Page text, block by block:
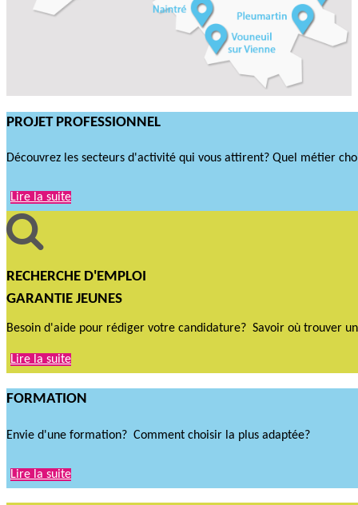
PROJET PROFESSIONNEL
Découvrez les secteurs d'activité qui vous attirent? Quel métier
Lire la suite
RECHERCHE D'EMPLOI
GARANTIE JEUNES
Besoin d'aide pour rédiger votre candidature? Savoir où trouver
Lire la suite
FORMATION
Envie d'une formation? Comment choisir la plus adaptée?
Lire la suite